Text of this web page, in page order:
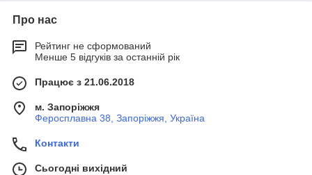
Про нас
Рейтинг не сформований
Менше 5 відгуків за останній рік
Працює з 21.06.2018
м. Запоріжжя
Феросплавна 38, Запоріжжя, Україна
Контакти
Сьогодні вихідний